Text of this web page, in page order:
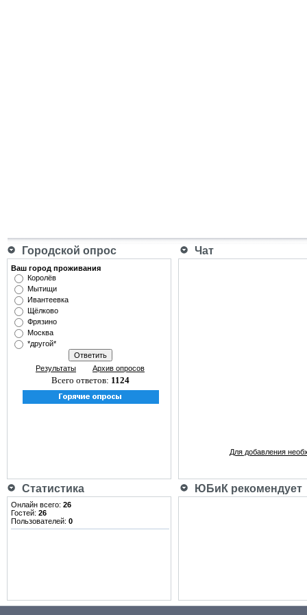
Городской опрос Чат
Ваш город проживания
Королёв
Мытищи
Ивантеевка
Щёлково
Фрязино
Москва
*другой*
Результаты Архив опросов
Всего ответов: 1124
Для добавления
Статистика ЮБиК рекомендует
Онлайн всего: 26
Гостей: 26
Пользователей: 0